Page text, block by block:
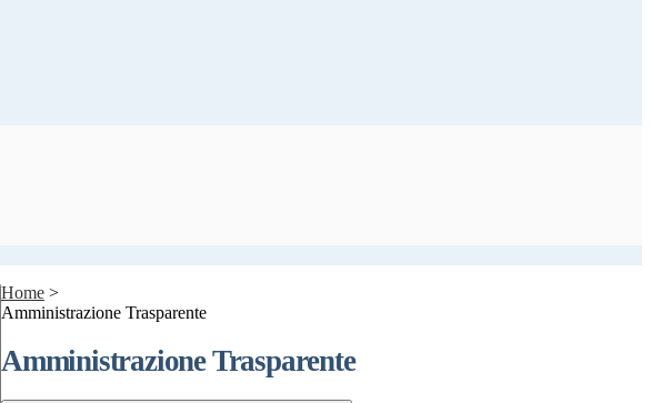
Home >
Amministrazione Trasparente
Amministrazione Trasparente